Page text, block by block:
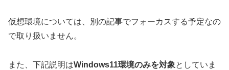
仮想環境については、別の記事でフォーカスする予定なの
で取り扱いません。
また、下記説明はWindows11環境のみを対象としていま